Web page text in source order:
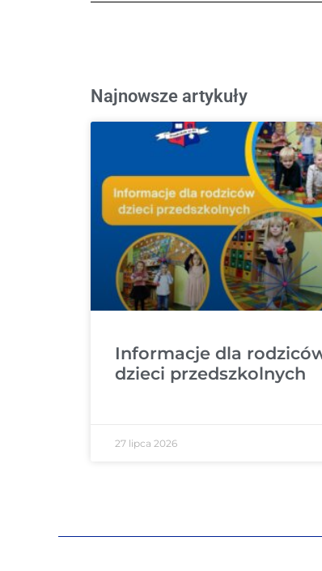
Najnowsze artykuły
Informacje dla
dzieci przedszkolnych
27 lipca 2026